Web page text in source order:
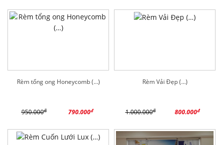
Rèm tổng ong Honeycomb (…)
950.000đ 790.000đ
Rèm Vải Đẹp (…)
1.000.000đ 800.000đ